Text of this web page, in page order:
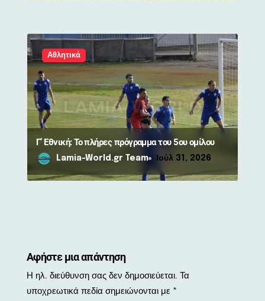
Αθλητικά
Γ’ Εθνική: Το πλήρες πρόγραμμα του 5ου ομίλου
Lamia-World.gr Team Ιούλ 31, 2026
Αφήστε μια απάντηση
Η ηλ. διεύθυνση σας δεν δημοσιεύεται. Τα
υποχρεωτικά πεδία σημειώνονται με *